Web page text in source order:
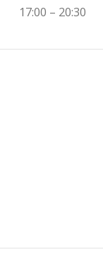
17:00 – 20:30